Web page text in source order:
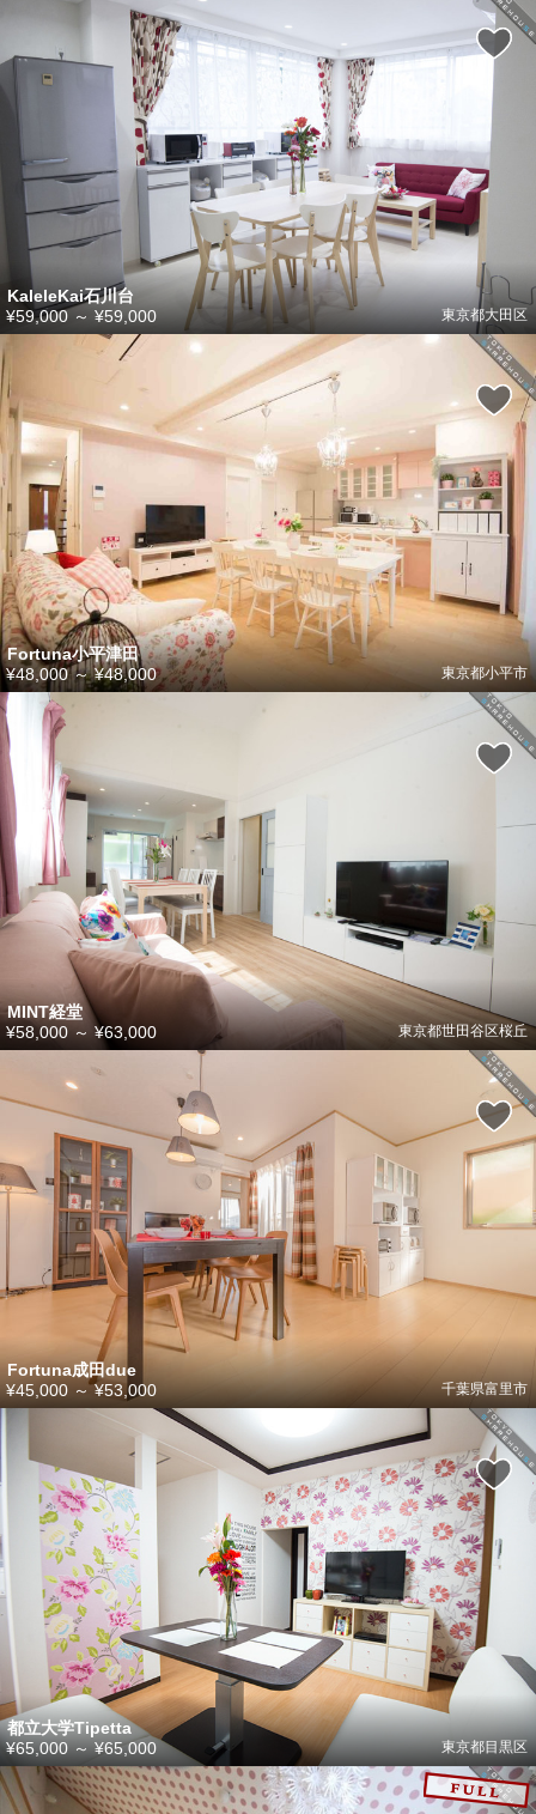
KaleleKai石川台
東京都大田区
¥59,000 ～ ¥59,000
Fortuna小平津田
東京都小平市
¥48,000～¥48,000
MINT経堂
東京都世田谷区桜丘
¥58,000 ～ ¥63,000
Fortuna成田due
千葉県富里市
¥45,000 ～¥53,000
都立大学Tipetta
東京都目黒区
¥65,000～¥65,000